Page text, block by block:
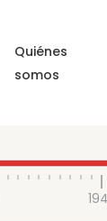
Quiénes
somos